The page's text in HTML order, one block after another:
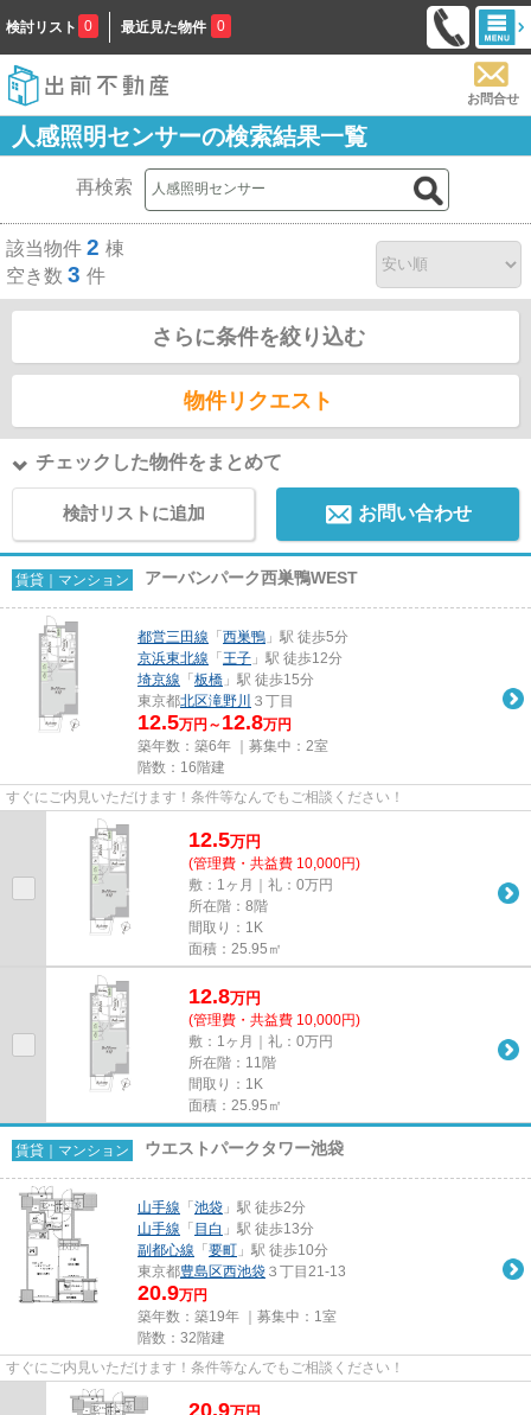
検討リスト 0 最近見た物件 0
お問合せ
人感照明センサーの検索結果一覧
再検索
該当物件 2 棟
空き数 3 件
さらに条件を絞り込む
物件リクエスト
チェックした物件をまとめて
検討リストに追加 お問い合わせ
賃貸｜マンション アーバンパーク西巣鴨WEST
都営三田線 「 西巣鴨 」駅 徒歩5分
京浜東北線 「 王子 」駅 徒歩12分
埼京線 「 板橋 」駅 徒歩15分
東京都北区滝野川 ３丁目
12.5万円～ 12.8万円
築年数：築6年 ｜募集中： 2室
階数：16階建
すぐにご内見いただけます！条件等なんでもご相談ください！
12.5万円
(管理費・共益費 10,000円)
敷：1ヶ月｜礼：0万円
所在階：8階
間取り：1K
面積：25.95㎡
12.8万円
(管理費・共益費 10,000円)
敷：1ヶ月｜礼：0万円
所在階：11階
間取り：1K
面積：25.95㎡
賃貸｜マンション ウエストパークタワー池袋
山手線 「 池袋 」駅 徒歩2分
山手線 「 目白 」駅 徒歩13分
副都心線 「 要町 」駅 徒歩10分
東京都豊島区西池袋 ３丁目21-13
20.9万円
築年数：築19年 ｜募集中： 1室
階数：32階建
すぐにご内見いただけます！条件等なんでもご相談ください！
20.9